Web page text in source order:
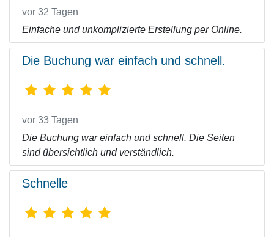
vor 32 Tagen
Einfache und unkomplizierte Erstellung per Online.
Die Buchung war einfach und schnell.
vor 33 Tagen
Die Buchung war einfach und schnell. Die Seiten
sind übersichtlich und verständlich.
Schnelle